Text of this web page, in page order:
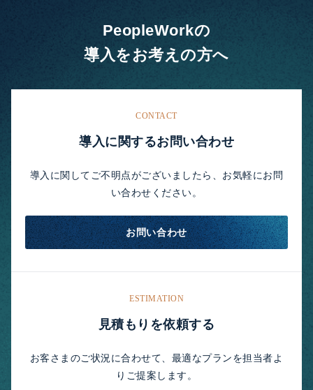
PeopleWorkの
導入をお考えの方へ
CONTACT
導入に関するお問い合わせ
導入に関してご不明点がございましたら、お気軽にお問
い合わせください。
お問い合わせ
ESTIMATION
見積もりを依頼する
お客さまのご状況に合わせて、最適なプランを担当者よ
りご提案します。